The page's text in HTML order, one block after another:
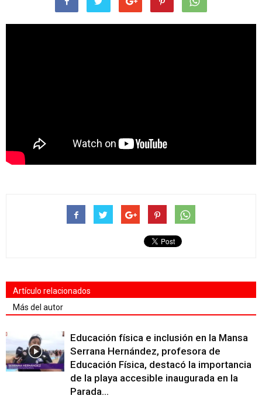
Artículo relacionados
Más del autor
Educación física e inclusión en la Mansa
Serrana Hernández, profesora de
Educación Física, destacó la importancia
de la playa accesible inaugurada en la
Parada...